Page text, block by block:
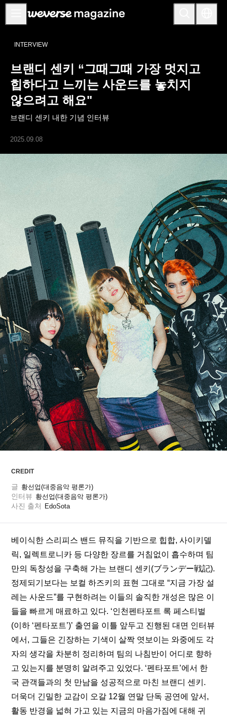
공지사항
FEATURE
INTERVIEW
REVIEW
THE
INDUSTRY
PLAYLIST
NoW
ALL
ARTICLES
LOGIN
INTERVIEW
브랜디 센키 “그때그때 가장 멋지고
힙하다고 느끼는 사운드를 놓치지
않으려고 해요"
브랜디 센키 내한 기념 인터뷰
2025.09.08
CREDIT
글 황선업(대중음악 평론가)
인터뷰 황선업(대중음악 평론가)
사진 출처 EdoSota
베이식한 스리피스 밴드 뮤직을 기반으로 힙합, 사이키델
릭, 일렉트로니카 등 다양한 장르를 거침없이 흡수하며 팀
만의 독창성을 구축해 가는 브랜디 센키(ブランデー戦記).
정제되기보다는 보컬 하즈키의 표현 그대로 “지금 가장 설
레는 사운드”를 구현하려는 이들의 솔직한 개성은 많은 이
들을 빠르게 매료하고 있다. ‘인천펜타포트 록 페스티벌
(이하 ‘펜타포트’)’ 출연을 이틀 앞두고 진행된 대면 인터뷰
에서, 그들은 긴장하는 기색이 살짝 엿보이는 와중에도 각
자의 생각을 차분히 정리하며 팀의 나침반이 어디로 향하
고 있는지를 분명히 알려주고 있었다. ‘펜타포트’에서 한
국 관객들과의 첫 만남을 성공적으로 마친 브랜디 센키.
더욱더 긴밀한 교감이 오갈 12월 연말 단독 공연에 앞서,
활동 반경을 넓혀 가고 있는 지금의 마음가짐에 대해 귀